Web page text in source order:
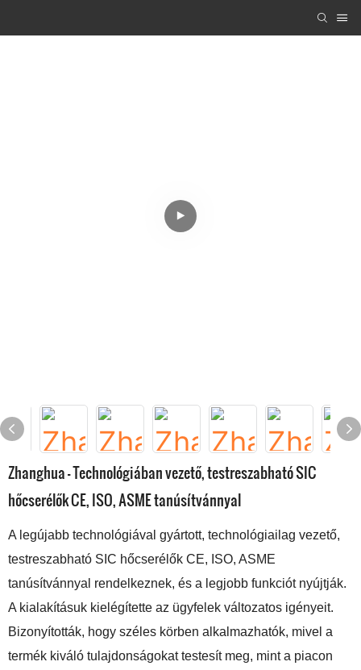
Zhanghua - Technológiában vezető, testreszabható SIC
hőcserélők CE, ISO, ASME tanúsítvánnyal
A legújabb technológiával gyártott, technológiailag vezető,
testreszabható SIC hőcserélők CE, ISO, ASME
tanúsítvánnyal rendelkeznek, és a legjobb funkciót nyújtják.
A kialakításuk kielégítette az ügyfelek változatos igényeit.
Bizonyították, hogy széles körben alkalmazhatók, mivel a
termék kiváló tulajdonságokat testesít meg, mint a piacon